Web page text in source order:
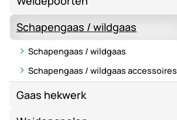
Schapengaas / wildgaas
Schapengaas / wildgaas
Schapengaas / wildgaas accessoires
Gaas hekwerk